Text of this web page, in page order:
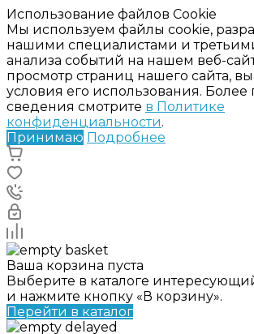
Использование файлов Cookie
Мы используем файлы cookie,
нашими специалистами и
анализа событий на нашем веб-
просмотр страниц нашего сайта,
условия его использования.
сведения смотрите в Политике
конфиденциальности.
Принимаю Подробнее
Ваша корзина пуста
Выберите в каталоге
и нажмите кнопку «В корзину».
Перейти в каталог